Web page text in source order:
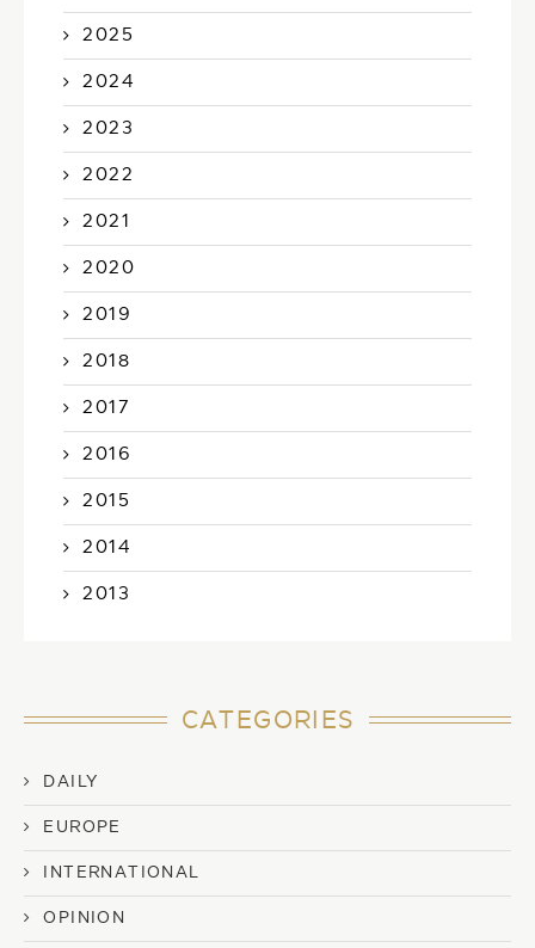
2025
2024
2023
2022
2021
2020
2019
2018
2017
2016
2015
2014
2013
CATEGORIES
DAILY
EUROPE
INTERNATIONAL
OPINION